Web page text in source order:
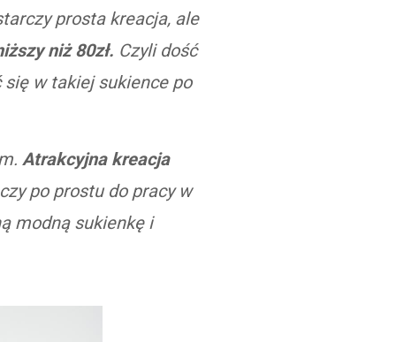
prosta kreacja, ale
niż 80zł. Czyli dość
w takiej sukience po
Atrakcyjna kreacja
po prostu do pracy w
modną sukienkę i